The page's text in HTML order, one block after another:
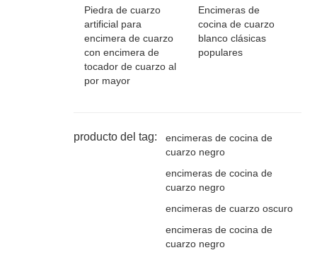
Piedra de cuarzo
artificial para
encimera de cuarzo
con encimera de
tocador de cuarzo al
por mayor
Encimeras de
cocina de cuarzo
blanco clásicas
populares
producto del tag:
encimeras de cocina de
cuarzo negro
encimeras de cocina de
cuarzo negro
encimeras de cuarzo oscuro
encimeras de cocina de
cuarzo negro